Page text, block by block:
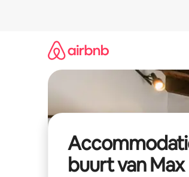
buurt van Max